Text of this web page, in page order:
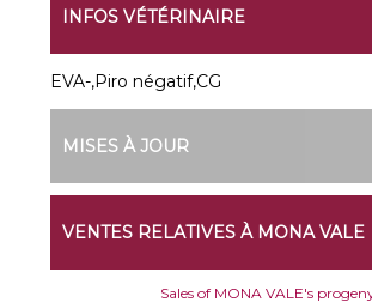
INFOS VÉTÉRINAIRE
EVA-,Piro négatif,CG
MISES À JOUR
VENTES RELATIVES À MONA VALE
Sales of MONA VALE's